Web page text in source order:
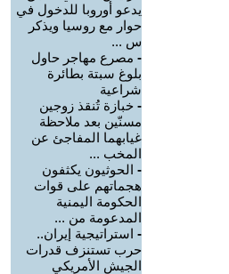
يدعو أوروبا للدخول في
حوار مع روسيا ويذكر
س ...
- مصرع مهاجر حاول
بلوغ سبتة بطائرة
شراعية
- خبازة تُنقذ زوجين
مسنّين بعد ملاحظة
غيابهما المفاجئ عن
المخب ...
- الحوثيون يكثفون
هجماتهم على قوات
الحكومة اليمنية
المدعومة من ...
- استراتيجية إيران..
حرب تستنزف قدرات
الجيش الأمريكي